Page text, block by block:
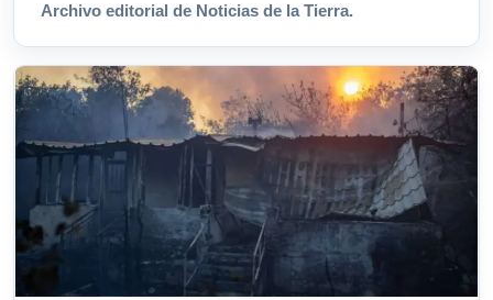
Archivo editorial de Noticias de la Tierra.